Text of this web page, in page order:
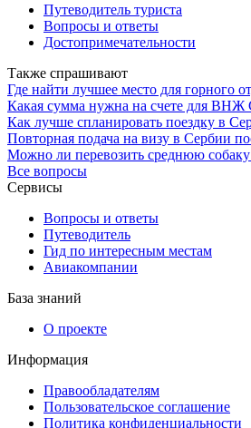
Путеводитель туриста
Вопросы и ответы
Достопримечательности
Также спрашивают
Где найти лучшее место для горного
Какая сумма нужна на счете для ВНЖ
Как лучше спланировать поездку в
Повторная подача на визу в Сербии
Можно ли перевозить среднюю собаку
Все вопросы
Сервисы
Вопросы и ответы
Путеводитель
Гид по интересным местам
Авиакомпании
База знаний
О проекте
Информация
Правообладателям
Пользовательское соглашение
Политика конфиденциальности